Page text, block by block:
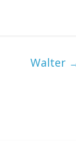
Walter